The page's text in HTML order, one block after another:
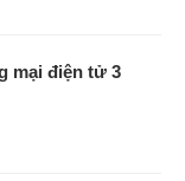
mại điện tử 3